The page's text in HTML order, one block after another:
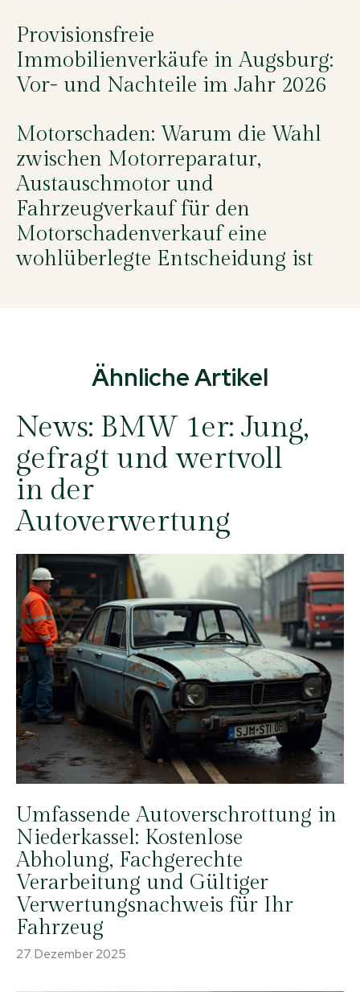
Provisionsfreie
Immobilienverkäufe in Augsburg:
Vor- und Nachteile im Jahr 2026
Motorschaden: Warum die Wahl
zwischen Motorreparatur,
Austauschmotor und
Fahrzeugverkauf für den
Motorschadenverkauf eine
wohlüberlegte Entscheidung ist
Ähnliche Artikel
News: BMW 1er: Jung,
gefragt und wertvoll
in der
Autoverwertung
Umfassende Autoverschrottung in
Niederkassel: Kostenlose
Abholung, Fachgerechte
Verarbeitung und Gültiger
Verwertungsnachweis für Ihr
Fahrzeug
27. Dezember 2025